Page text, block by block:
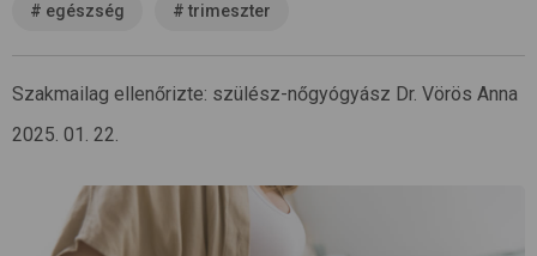
# egészség # trimeszter
Szakmailag ellenőrizte: szülész-nőgyógyász Dr. Vörös Anna
2025. 01. 22.